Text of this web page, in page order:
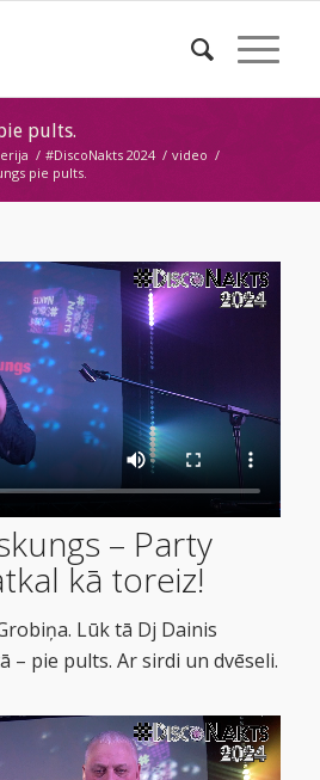
pults.
/ #DiscoNakts 2024 / video /
pie pults.
– Party
kā toreiz!
Lūk tā Dj Dainis
– pie pults. Ar sirdi un dvēseli.